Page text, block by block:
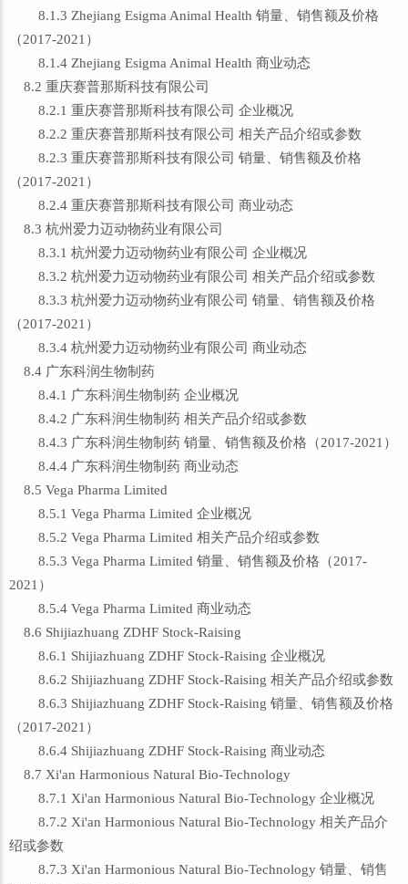
8.1.3 Zhejiang Esigma Animal Health 销量、销售额及价格
（2017-2021）
8.1.4 Zhejiang Esigma Animal Health 商业动态
8.2 重庆赛普那斯科技有限公司
8.2.1 重庆赛普那斯科技有限公司 企业概况
8.2.2 重庆赛普那斯科技有限公司 相关产品介绍或参数
8.2.3 重庆赛普那斯科技有限公司 销量、销售额及价格
（2017-2021）
8.2.4 重庆赛普那斯科技有限公司 商业动态
8.3 杭州爱力迈动物药业有限公司
8.3.1 杭州爱力迈动物药业有限公司 企业概况
8.3.2 杭州爱力迈动物药业有限公司 相关产品介绍或参数
8.3.3 杭州爱力迈动物药业有限公司 销量、销售额及价格
（2017-2021）
8.3.4 杭州爱力迈动物药业有限公司 商业动态
8.4 广东科润生物制药
8.4.1 广东科润生物制药 企业概况
8.4.2 广东科润生物制药 相关产品介绍或参数
8.4.3 广东科润生物制药 销量、销售额及价格（2017-2021）
8.4.4 广东科润生物制药 商业动态
8.5 Vega Pharma Limited
8.5.1 Vega Pharma Limited 企业概况
8.5.2 Vega Pharma Limited 相关产品介绍或参数
8.5.3 Vega Pharma Limited 销量、销售额及价格（2017-
2021）
8.5.4 Vega Pharma Limited 商业动态
8.6 Shijiazhuang ZDHF Stock-Raising
8.6.1 Shijiazhuang ZDHF Stock-Raising 企业概况
8.6.2 Shijiazhuang ZDHF Stock-Raising 相关产品介绍或参数
8.6.3 Shijiazhuang ZDHF Stock-Raising 销量、销售额及价格
（2017-2021）
8.6.4 Shijiazhuang ZDHF Stock-Raising 商业动态
8.7 Xi'an Harmonious Natural Bio-Technology
8.7.1 Xi'an Harmonious Natural Bio-Technology 企业概况
8.7.2 Xi'an Harmonious Natural Bio-Technology 相关产品介
绍或参数
8.7.3 Xi'an Harmonious Natural Bio-Technology 销量、销售